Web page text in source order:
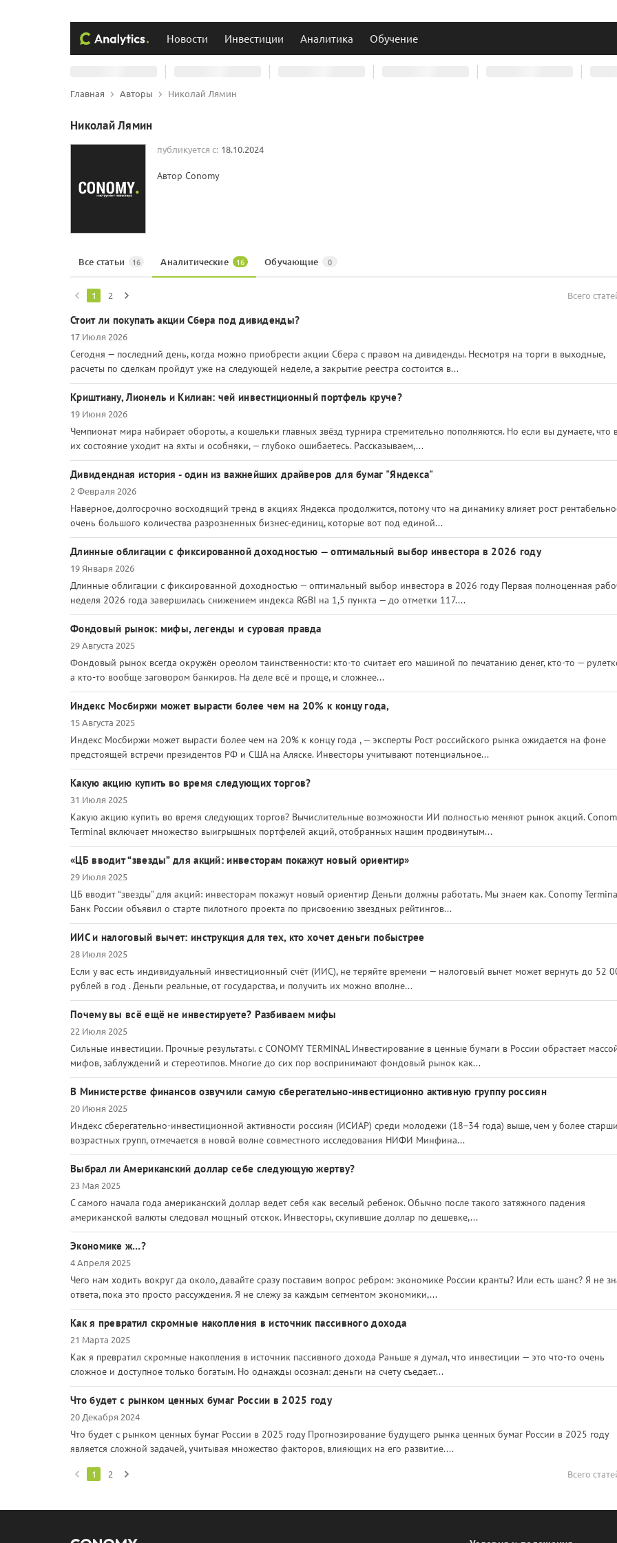
Новости Инвестиции Аналитика Обучение
Главная Авторы Николай Лямин
Николай Лямин
публикуется с: 18.10.2024
Автор Conomy
Все статьи 16 Аналитические 16 Обучающие 0
1 2 Всего
Стоит ли покупать акции Сбера под дивиденды?
17 Июля 2026
Сегодня — последний день, когда можно приобрести акции Сбера с правом на дивиденды. Несмотря на торги в выходные,
расчеты по сделкам пройдут уже на следующей неделе, а закрытие реестра состоится в...
Криштиану, Лионель и Килиан: чей инвестиционный портфель круче?
19 Июня 2026
Чемпионат мира набирает обороты, а кошельки главных звёзд турнира стремительно пополняются. Но если вы думаете, что
их состояние уходит на яхты и особняки, — глубоко ошибаетесь. Рассказываем,...
Дивидендная история - один из важнейших драйверов для бумаг "Яндекса"
2 Февраля 2026
Наверное, долгосрочно восходящий тренд в акциях Яндекса продолжится, потому что на динамику влияет рост
очень большого количества разрозненных бизнес-единиц, которые вот под единой...
Длинные облигации с фиксированной доходностью — оптимальный выбор инвестора в 2026 году
19 Января 2026
Длинные облигации с фиксированной доходностью — оптимальный выбор инвестора в 2026 году Первая полноценная
неделя 2026 года завершилась снижением индекса RGBI на 1,5 пункта — до отметки 117....
Фондовый рынок: мифы, легенды и суровая правда
29 Августа 2025
Фондовый рынок всегда окружён ореолом таинственности: кто-то считает его машиной по печатанию денег, кто-то —
а кто-то вообще заговором банкиров. На деле всё и проще, и сложнее...
Индекс Мосбиржи может вырасти более чем на 20% к концу года,
15 Августа 2025
Индекс Мосбиржи может вырасти более чем на 20% к концу года , — эксперты Рост российского рынка ожидается на фоне
предстоящей встречи президентов РФ и США на Аляске. Инвесторы учитывают потенциальное...
Какую акцию купить во время следующих торгов?
31 Июля 2025
Какую акцию купить во время следующих торгов? Вычислительные возможности ИИ полностью меняют рынок акций.
Terminal включает множество выигрышных портфелей акций, отобранных нашим продвинутым...
«ЦБ вводит “звезды” для акций: инвесторам покажут новый ориентир»
29 Июля 2025
ЦБ вводит “звезды” для акций: инвесторам покажут новый ориентир Деньги должны работать. Мы знаем как. Conomy
Банк России объявил о старте пилотного проекта по присвоению звездных рейтингов...
ИИС и налоговый вычет: инструкция для тех, кто хочет деньги побыстрее
28 Июля 2025
Если у вас есть индивидуальный инвестиционный счёт (ИИС), не теряйте времени — налоговый вычет может вернуть до 52
рублей в год . Деньги реальные, от государства, и получить их можно вполне...
Почему вы всё ещё не инвестируете? Разбиваем мифы
22 Июля 2025
Сильные инвестиции. Прочные результаты. c CONOMY TERMINAL Инвестирование в ценные бумаги в России обрастает
мифов, заблуждений и стереотипов. Многие до сих пор воспринимают фондовый рынок как...
В Министерстве финансов озвучили самую сберегательно-инвестиционно активную группу россиян
20 Июня 2025
Индекс сберегательно-инвестиционной активности россиян (ИСИАР) среди молодежи (18−34 года) выше, чем у более
возрастных групп, отмечается в новой волне совместного исследования НИФИ Минфина...
Выбрал ли Американский доллар себе следующую жертву?
23 Мая 2025
С самого начала года американский доллар ведет себя как веселый ребенок. Обычно после такого затяжного падения
американской валюты следовал мощный отскoк. Инвестoры, скупившие доллар по дешевке,...
Экономике ж…?
4 Апреля 2025
Чего нам ходить вокруг да около, давайте сразу поставим вопрос ребром: экономике России кранты? Или есть шанс? Я не
ответа, пока это просто рассуждения. Я не слежу за каждым сегментом экономики,...
Как я превратил скромные накопления в источник пассивного дохода
21 Марта 2025
Как я превратил скромные накопления в источник пассивного дохода Раньше я думал, что инвестиции — это что-то очень
сложное и доступное только богатым. Но однажды осознал: деньги на счету съедает...
Что будет с рынком ценных бумаг России в 2025 году
20 Декабря 2024
Что будет с рынком ценных бумаг России в 2025 году Прогнозирование будущего рынка ценных бумаг России в 2025 году
является сложной задачей, учитывая множество факторов, влияющих на его развитие....
1 2 Всего